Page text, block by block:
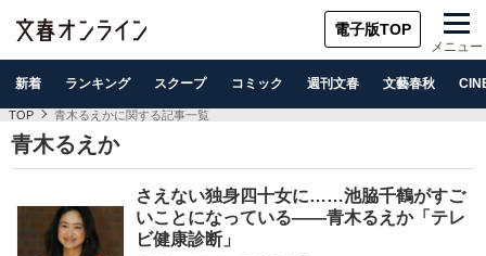
電子版TOP
メニュー
新着 ランキング スクープ コミック 週刊文春 文藝春秋
TOP 青木るえかに関する記事一覧
青木るえか
さえない独身四十女に……池脇千鶴がすご
いことになっている――青木るえか「テレ
ビ健康診断」